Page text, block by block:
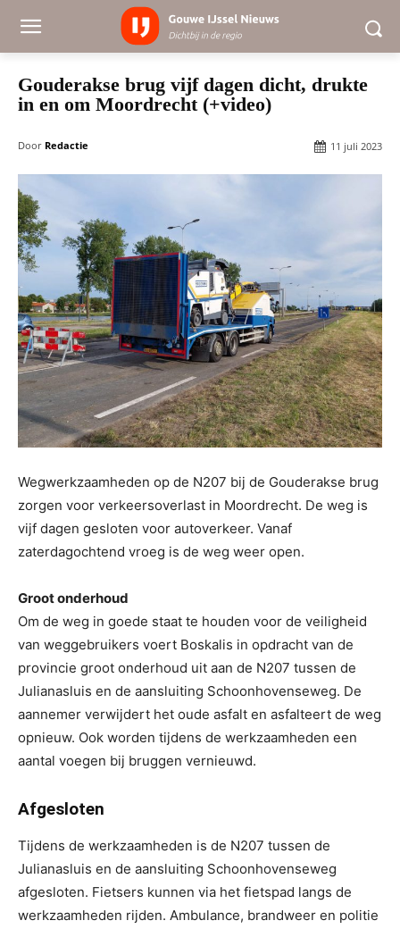
Gouderakse brug vijf dagen dicht, drukte
in en om Moordrecht (+video)
Door Redactie 11 juli 2023
Wegwerkzaamheden op de N207 bij de Gouderakse brug
zorgen voor verkeersoverlast in Moordrecht. De weg is
vijf dagen gesloten voor autoverkeer. Vanaf
zaterdagochtend vroeg is de weg weer open.
Groot onderhoud
Om de weg in goede staat te houden voor de veiligheid
van weggebruikers voert Boskalis in opdracht van de
provincie groot onderhoud uit aan de N207 tussen de
Julianasluis en de aansluiting Schoonhovenseweg. De
aannemer verwijdert het oude asfalt en asfalteert de weg
opnieuw. Ook worden tijdens de werkzaamheden een
aantal voegen bij bruggen vernieuwd.
Afgesloten
Tijdens de werkzaamheden is de N207 tussen de
Julianasluis en de aansluiting Schoonhovenseweg
afgesloten. Fietsers kunnen via het fietspad langs de
werkzaamheden rijden. Ambulance, brandweer en politie